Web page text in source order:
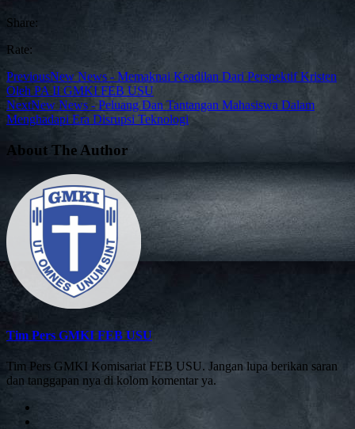
Share:
Rate:
PreviousNew News - Memaknai Keadilan Dari Perspektif Kristen
Oleh PA II GMKI FEB USU
NextNew News - Peluang Dan Tantangan Mahasiswa Dalam
Menghadapi Era Disrupsi Teknologi
About The Author
Tim Pers GMKI FEB USU
Tim Pers GMKI Komisariat FEB USU. Jangan lupa berikan saran
dan tanggapan nya di kolom komentar ya.